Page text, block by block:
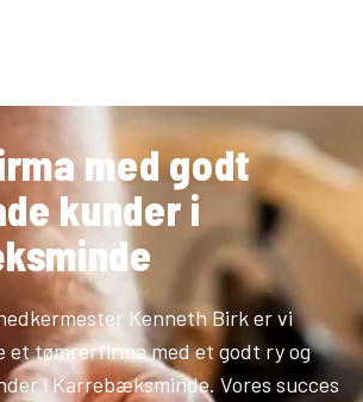
med godt
kunder i
Kenneth Birk er vi
tømrerfirma med et godt ry og
i Karrebæksminde. Vores succes